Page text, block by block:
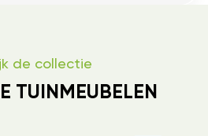
de collectie
TUINMEUBELEN